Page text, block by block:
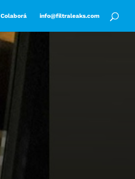
Colaborá info@filtraleaks.com